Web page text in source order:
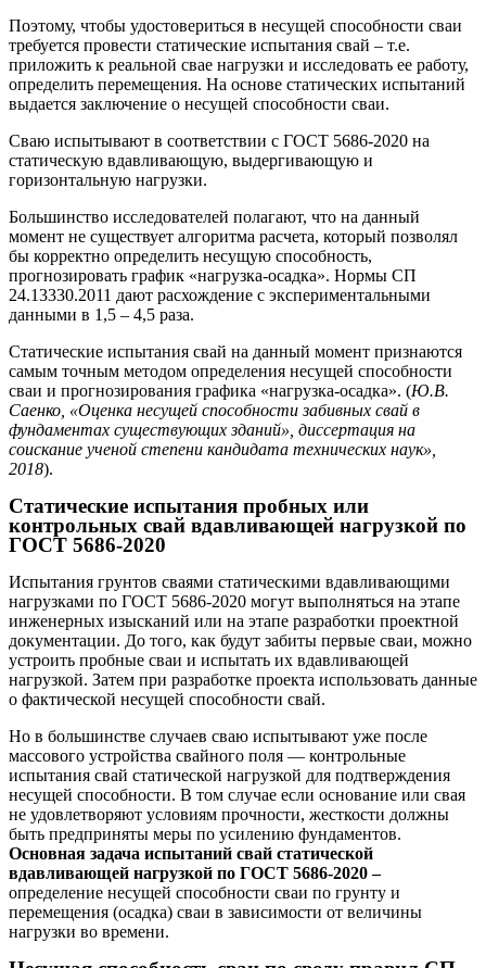
Поэтому, чтобы удостовериться в несущей способности сваи
требуется провести статические испытания свай – т.е.
приложить к реальной свае нагрузки и исследовать ее работу,
определить перемещения. На основе статических испытаний
выдается заключение о несущей способности сваи.
Сваю испытывают в соответствии с ГОСТ 5686-2020 на
статическую вдавливающую, выдергивающую и
горизонтальную нагрузки.
Большинство исследователей полагают, что на данный
момент не существует алгоритма расчета, который позволял
бы корректно определить несущую способность,
прогнозировать график «нагрузка-осадка». Нормы СП
24.13330.2011 дают расхождение с экспериментальными
данными в 1,5 – 4,5 раза.
Статические испытания свай на данный момент признаются
самым точным методом определения несущей способности
сваи и прогнозирования графика «нагрузка-осадка». (Ю.В.
Саенко, «Оценка несущей способности забивных свай в
фундаментах существующих зданий», диссертация на
соискание ученой степени кандидата технических наук»,
2018).
Статические испытания пробных или
контрольных свай вдавливающей нагрузкой по
ГОСТ 5686-2020
Испытания грунтов сваями статическими вдавливающими
нагрузками по ГОСТ 5686-2020 могут выполняться на этапе
инженерных изысканий или на этапе разработки проектной
документации. До того, как будут забиты первые сваи, можно
устроить пробные сваи и испытать их вдавливающей
нагрузкой. Затем при разработке проекта использовать данные
о фактической несущей способности свай.
Но в большинстве случаев сваю испытывают уже после
массового устройства свайного поля — контрольные
испытания свай статической нагрузкой для подтверждения
несущей способности. В том случае если основание или свая
не удовлетворяют условиям прочности, жесткости должны
быть предприняты меры по усилению фундаментов.
Основная задача испытаний свай статической
вдавливающей нагрузкой по ГОСТ 5686-2020 –
определение несущей способности сваи по грунту и
перемещения (осадка) сваи в зависимости от величины
нагрузки во времени.